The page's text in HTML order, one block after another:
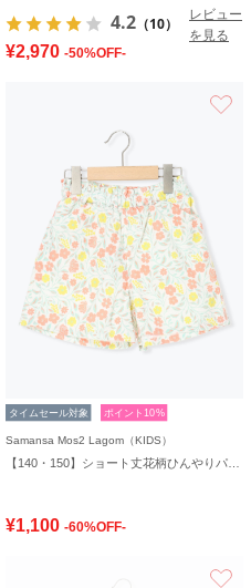
4.2 （10）
レビュー
を見る
¥2,970 -50%OFF-
タイムセール対象 ポイント10%
Samansa Mos2 Lagom（KIDS）
¥1,100 -60%OFF-